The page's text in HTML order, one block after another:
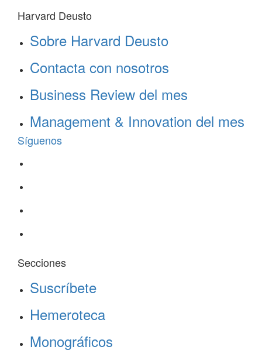
Harvard Deusto
Sobre Harvard Deusto
Contacta con nosotros
Business Review del mes
Management & Innovation del mes
Síguenos
Secciones
Suscríbete
Hemeroteca
Monográficos